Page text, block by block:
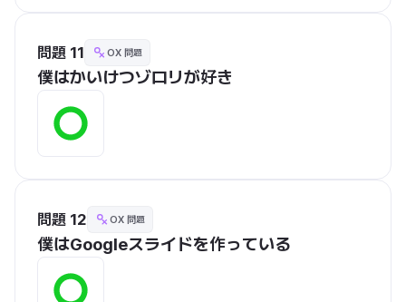
問題 11 OX 問題
僕はかいけつゾロリが好き
問題 12 OX 問題
僕はGoogleスライドを作っている